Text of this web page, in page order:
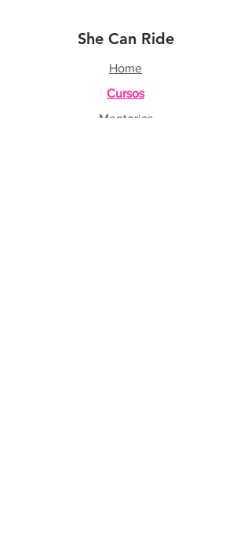
She Can Ride
Home
Cursos
Mentorias